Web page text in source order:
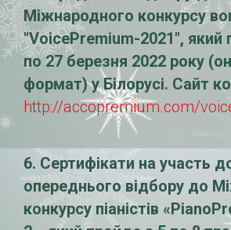
Міжнародного конкурсу
"VoicePremium-2021", який
по 27 березня 2022 року
формат) у Білорусі. Сайт
http://accopremium.com/
6. Сертифікати на участь
опереднього відбору до
конкурсу піаністів